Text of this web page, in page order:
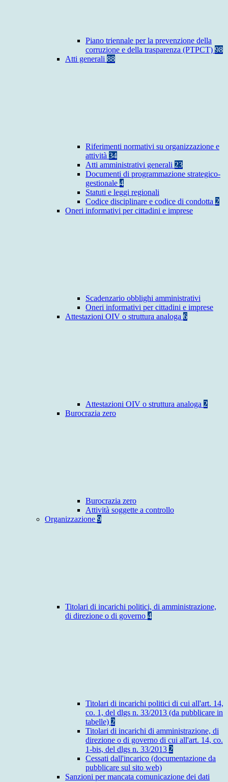
Piano triennale per la prevenzione della
corruzione e della trasparenza (PTPCT) 98
Atti generali 88
Riferimenti normativi su organizzazione e
attività 34
Atti amministrativi generali 23
Documenti di programmazione strategico-
gestionale 4
Statuti e leggi regionali
Codice disciplinare e codice di condotta 2
Oneri informativi per cittadini e imprese
Scadenzario obblighi amministrativi
Oneri informativi per cittadini e imprese
Attestazioni OIV o struttura analoga 6
Attestazioni OIV o struttura analoga 2
Burocrazia zero
Burocrazia zero
Attività soggette a controllo
Organizzazione 9
Titolari di incarichi politici, di amministrazione,
di direzione o di governo 4
Titolari di incarichi politici di cui all'art. 14,
co. 1, del dlgs n. 33/2013 (da pubblicare in
tabelle) 2
Titolari di incarichi di amministrazione, di
direzione o di governo di cui all'art. 14, co.
1-bis, del dlgs n. 33/2013 2
Cessati dall'incarico (documentazione da
pubblicare sul sito web)
Sanzioni per mancata comunicazione dei dati